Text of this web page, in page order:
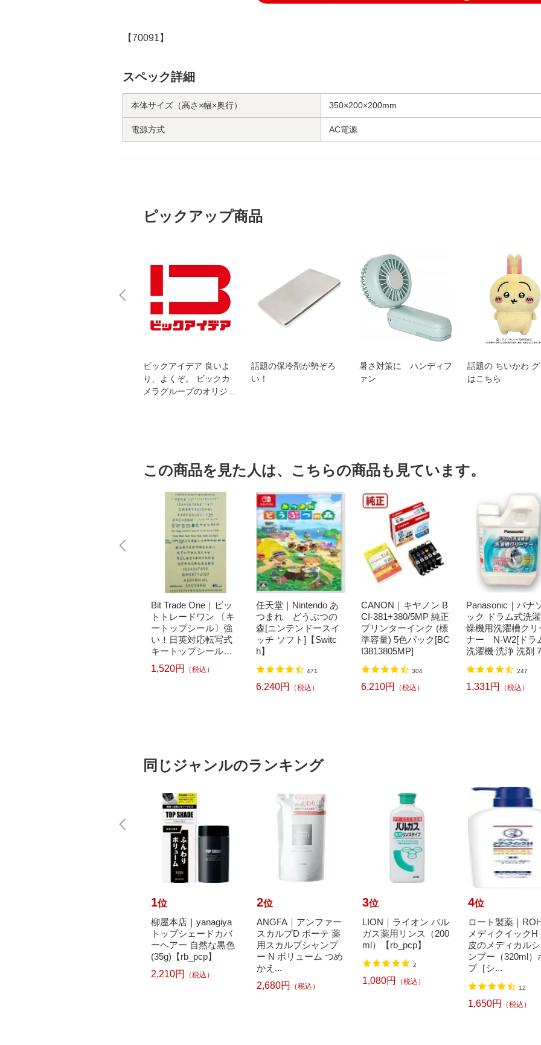
【70091】
スペック詳細
本体サイズ（高さ×幅×奥行） 350×200×200mm
電源方式 AC電源
ピックアップ商品
ビックアイデア 良いよ
り、よくぞ。 ビックカ
メラグループのオリジナ
話題の保冷剤が勢ぞろ
い！
暑さ対策に ハンディフ
ァン
話題の ちいかわ
はこちら
この商品を見た人は、こちらの商品も見ています。
Bit Trade One｜ビッ
トトレードワン 〔キ
ートップシール〕強
い！日英対応転写式
キートップシールセ
ット ブルー DYKTSB
L
1,520円 （税込）
任天堂｜Nintendo あ
つまれ どうぶつの
森[ニンテンドースイ
ッチ ソフト]【Switc
h】
471
6,240円 （税込）
CANON｜キヤノン B
CI-381+380/5MP 純正
プリンターインク (標
準容量) 5色パック[BC
I3813805MP]
304
6,210円 （税込）
Panasonic｜パナ
ック ドラム式洗
燥機用洗濯槽クリ
ナー N-W2[ドラ
洗濯機 洗浄 洗剤
247
1,331円 （税込）
同じジャンルのランキング
1位
柳屋本店｜yanagiya
トップシェードカバ
ーヘアー 自然な黒色
(35g)【rb_pcp】
2,210円
（税込）
2位
ANGFA｜アンファー
スカルプD ボーテ 薬
用スカルプシャンプ
ー N ボリューム つめ
かえ...
2,680円
（税込）
3位
LION｜ライオン バル
ガス薬用リンス（200
ml）【rb_pcp】
2
1,080円 （税込）
4位
ロート製薬｜
メディクイックH
皮のメディカル
ンプー（320ml）
プ［シ...
12
1,650円 （税込）